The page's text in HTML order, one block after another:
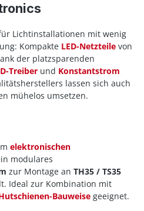
Lichtinstallationen mit wenig
Kompakte LED-Netzteile von
der platzsparenden
Treiber und Konstantstrom
lassen sich auch
mühelos umsetzen.
elektronischen
modulares
zur Montage an TH35 / TS35
Ideal zur Kombination mit
Bauweise geeignet.